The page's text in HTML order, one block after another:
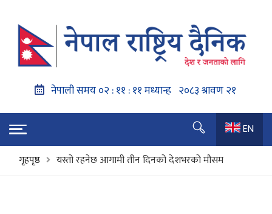
EN
गृहपृष्ठ
यस्तो रहनेछ आगामी तीन दिनको देशभरको मौसम